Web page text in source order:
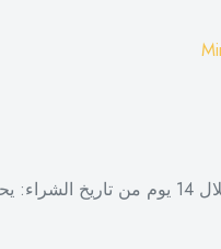
سياسة الإرجاع خلال 14 يوم من تاريخ
أو إرجاعه واسترداد